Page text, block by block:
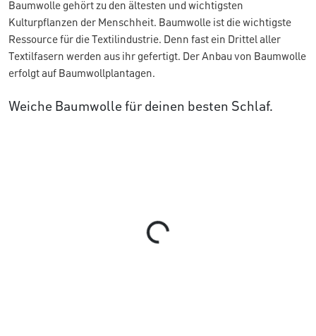
Baumwolle gehört zu den ältesten und wichtigsten
Kulturpflanzen der Menschheit. Baumwolle ist die wichtigste
Ressource für die Textilindustrie. Denn fast ein Drittel aller
Textilfasern werden aus ihr gefertigt. Der Anbau von Baumwolle
erfolgt auf Baumwollplantagen.
Weiche Baumwolle für deinen besten Schlaf.
Loading...